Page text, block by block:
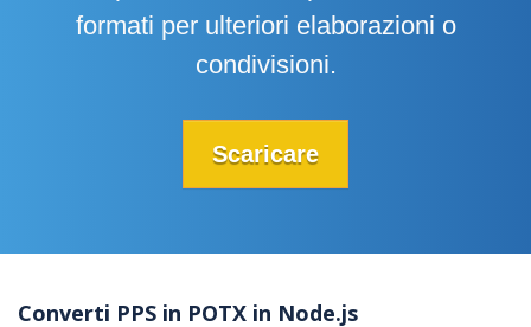
formati per ulteriori elaborazioni o
condivisioni.
Scaricare
Converti PPS in POTX in Node.js